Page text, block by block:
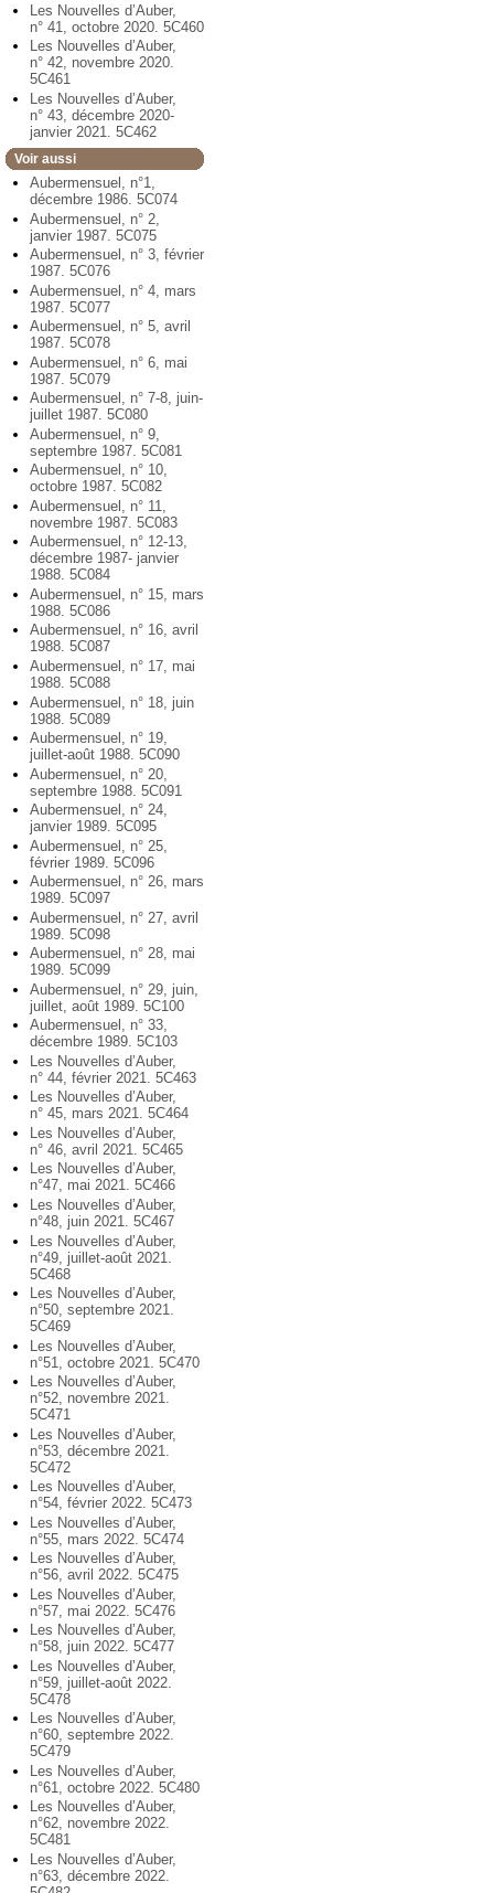
Les Nouvelles d’Auber,
n° 41, octobre 2020. 5C460
Les Nouvelles d’Auber,
n° 42, novembre 2020.
5C461
Les Nouvelles d’Auber,
n° 43, décembre 2020-
janvier 2021. 5C462
Voir aussi
Aubermensuel, n°1,
décembre 1986. 5C074
Aubermensuel, n° 2,
janvier 1987. 5C075
Aubermensuel, n° 3, février
1987. 5C076
Aubermensuel, n° 4, mars
1987. 5C077
Aubermensuel, n° 5, avril
1987. 5C078
Aubermensuel, n° 6, mai
1987. 5C079
Aubermensuel, n° 7-8, juin-
juillet 1987. 5C080
Aubermensuel, n° 9,
septembre 1987. 5C081
Aubermensuel, n° 10,
octobre 1987. 5C082
Aubermensuel, n° 11,
novembre 1987. 5C083
Aubermensuel, n° 12-13,
décembre 1987- janvier
1988. 5C084
Aubermensuel, n° 15, mars
1988. 5C086
Aubermensuel, n° 16, avril
1988. 5C087
Aubermensuel, n° 17, mai
1988. 5C088
Aubermensuel, n° 18, juin
1988. 5C089
Aubermensuel, n° 19,
juillet-août 1988. 5C090
Aubermensuel, n° 20,
septembre 1988. 5C091
Aubermensuel, n° 24,
janvier 1989. 5C095
Aubermensuel, n° 25,
février 1989. 5C096
Aubermensuel, n° 26, mars
1989. 5C097
Aubermensuel, n° 27, avril
1989. 5C098
Aubermensuel, n° 28, mai
1989. 5C099
Aubermensuel, n° 29, juin,
juillet, août 1989. 5C100
Aubermensuel, n° 33,
décembre 1989. 5C103
Les Nouvelles d’Auber,
n° 44, février 2021. 5C463
Les Nouvelles d’Auber,
n° 45, mars 2021. 5C464
Les Nouvelles d’Auber,
n° 46, avril 2021. 5C465
Les Nouvelles d’Auber,
n°47, mai 2021. 5C466
Les Nouvelles d’Auber,
n°48, juin 2021. 5C467
Les Nouvelles d’Auber,
n°49, juillet-août 2021.
5C468
Les Nouvelles d’Auber,
n°50, septembre 2021.
5C469
Les Nouvelles d’Auber,
n°51, octobre 2021. 5C470
Les Nouvelles d’Auber,
n°52, novembre 2021.
5C471
Les Nouvelles d’Auber,
n°53, décembre 2021.
5C472
Les Nouvelles d’Auber,
n°54, février 2022. 5C473
Les Nouvelles d’Auber,
n°55, mars 2022. 5C474
Les Nouvelles d’Auber,
n°56, avril 2022. 5C475
Les Nouvelles d’Auber,
n°57, mai 2022. 5C476
Les Nouvelles d’Auber,
n°58, juin 2022. 5C477
Les Nouvelles d’Auber,
n°59, juillet-août 2022.
5C478
Les Nouvelles d’Auber,
n°60, septembre 2022.
5C479
Les Nouvelles d’Auber,
n°61, octobre 2022. 5C480
Les Nouvelles d’Auber,
n°62, novembre 2022.
5C481
Les Nouvelles d’Auber,
n°63, décembre 2022.